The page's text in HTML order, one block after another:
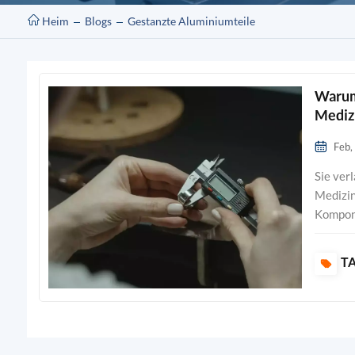
Heim Blogs Gestanzte Aluminiumteile
Sie verlassen sich auf präzisionsgefertigte Metallstanzteile, um in der Medizingeräteherstellung höchste Genauigkeit und Konsistenz zu erreichen. Diese Komponenten unterstützen Ihre Anforderungen an strenge Qualitäts- und regulatorische Konformität und tragen so zu sichereren und effektiveren Geräten bei.Unternehmen mit einer ISO13485-Akkreditierung, wie beispielsweise Clamason, produzieren jedes Jahr Hunderte Millionen von hochwertigen Bauteilen, was ein starkes Engagement für Patientensicherheit und zuverlässige Leistung widerspiegelt.Das rasante Wachstum des Sektors für medizinische Stanzteile zeigt, wie Innovation und präzise Fertigung Fortschritte im Gesundheitswesen vorantreiben. Wichtigste ErkenntnisseDie Präzisionsmetallstanzung gewährleistet eine hohe Genauigkeit und Konsistenz bei der Herstellung von Medizinprodukten, was für die Patientensicherheit von entscheidender Bedeutung ist.Die Einhaltung der ISO- und FDA-Standards ist für die Biokompatibilität von entscheidender Bedeutung, da sie dazu beiträgt,